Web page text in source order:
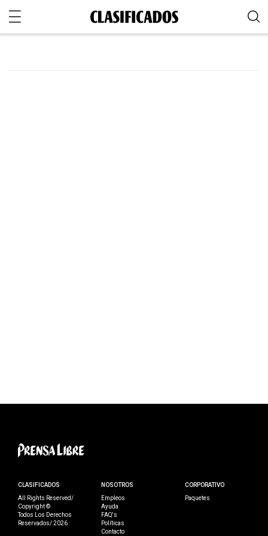
CLASIFICADOS
All Rights Reserved/
Copyright ©
Todos Los Derechos
Reservados/ 2026
NOSOTROS
Empleos
Ayuda
FAQ's
Políticas
Contacto
CORPORATIVO
Paquetes